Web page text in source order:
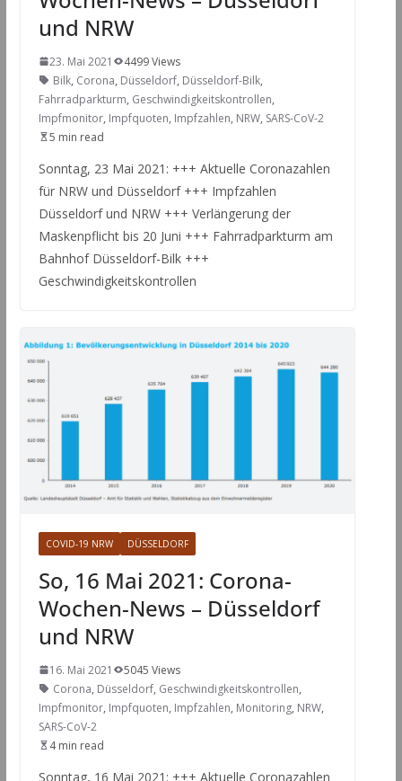
und NRW
23. Mai 2021
4499 Views
Bilk, Corona, Düsseldorf, Düsseldorf-Bilk,
Fahrradparkturm, Geschwindigkeitskontrollen,
Impfmonitor, Impfquoten, Impfzahlen, NRW, SARS-CoV-2
5 min read
Sonntag, 23 Mai 2021: +++ Aktuelle Coronazahlen
für NRW und Düsseldorf +++ Impfzahlen
Düsseldorf und NRW +++ Verlängerung der
Maskenpflicht bis 20 Juni +++ Fahrradparkturm am
Bahnhof Düsseldorf-Bilk +++
Geschwindigkeitskontrollen
COVID-19 NRW DÜSSELDORF
So, 16 Mai 2021: Corona-
Wochen-News – Düsseldorf
und NRW
16. Mai 2021
5045 Views
Corona, Düsseldorf, Geschwindigkeitskontrollen,
Impfmonitor, Impfquoten, Impfzahlen, Monitoring, NRW,
SARS-CoV-2
4 min read
Sonntag, 16 Mai 2021: +++ Aktuelle Coronazahlen